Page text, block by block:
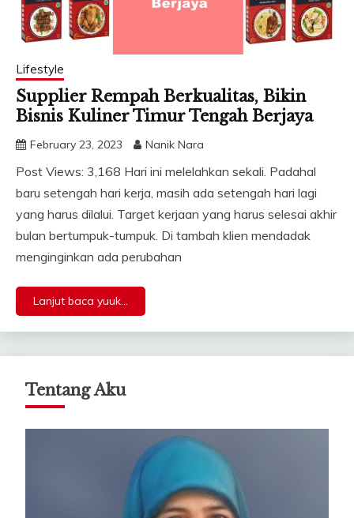
Lifestyle
Supplier Rempah Berkualitas, Bikin
Bisnis Kuliner Timur Tengah Berjaya
February 23, 2023 Nanik Nara
Post Views: 3,168 Hari ini melelahkan sekali. Padahal
baru setengah hari kerja, masih ada setengah hari lagi
yang harus dilalui. Target kerjaan yang harus selesai akhir
bulan bertumpuk-tumpuk. Di tambah klien mendadak
menginginkan ada perubahan
Lanjut baca yuuk...
Tentang Aku